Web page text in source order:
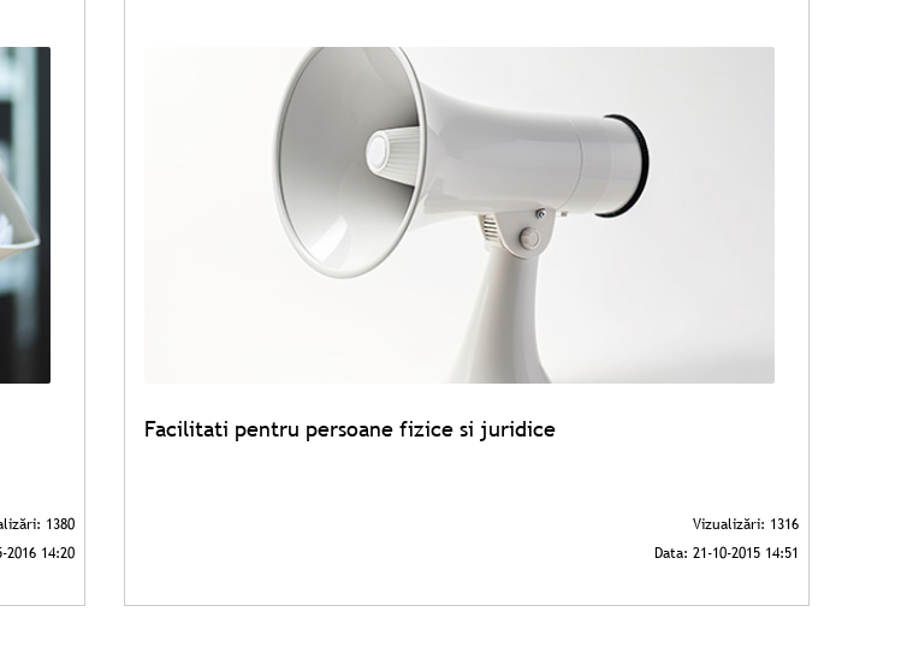
Facilitati pentru persoane fizice si juridice